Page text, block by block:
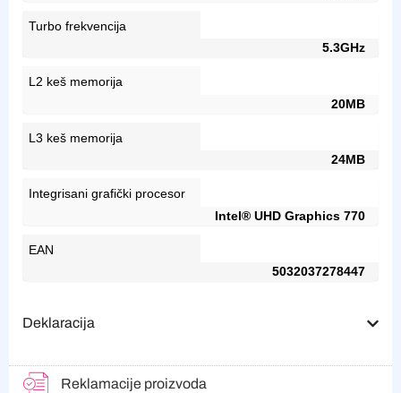
Turbo frekvencija
5.3GHz
L2 keš memorija
20MB
L3 keš memorija
24MB
Integrisani grafički procesor
Intel® UHD Graphics 770
EAN
5032037278447
Deklaracija
Reklamacije proizvoda